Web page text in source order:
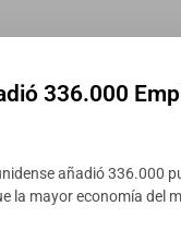
336.000
añadió 336.000
la mayor economía del